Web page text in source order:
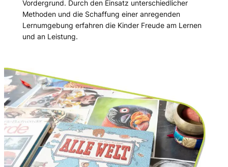
Vordergrund. Durch den Einsatz unterschiedlicher
Methoden und die Schaffung einer anregenden
Lernumgebung erfahren die Kinder Freude am Lernen
und an Leistung.